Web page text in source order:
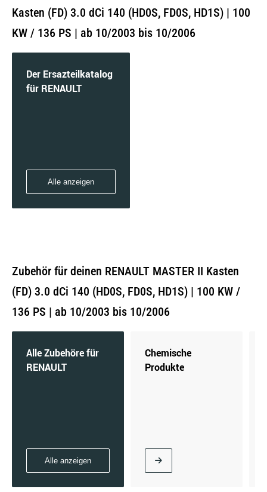
Kasten (FD) 3.0 dCi 140 (HD0S, FD0S, HD1S) | 100
KW / 136 PS | ab 10/2003 bis 10/2006
Der Ersazteilkatalog
für RENAULT
Alle anzeigen
Zubehör für deinen RENAULT MASTER II Kasten
(FD) 3.0 dCi 140 (HD0S, FD0S, HD1S) | 100 KW /
136 PS | ab 10/2003 bis 10/2006
Alle Zubehöre für
RENAULT
Alle anzeigen
Chemische
Produkte